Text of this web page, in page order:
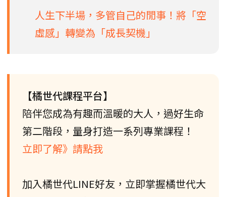
人生下半場，多管自己的閒事！將「空
虛感」轉變為「成長契機」
【橘世代課程平台】
陪伴您成為有趣而溫暖的大人，過好生命
第二階段，量身打造一系列專業課程！
立即了解》請點我
加入橘世代LINE好友，立即掌握橘世代大